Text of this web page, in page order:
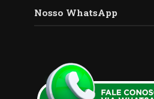
Nosso WhatsApp